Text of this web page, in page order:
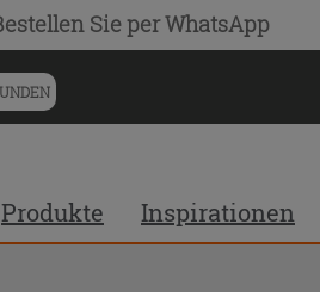
Sieper WhatsApp
Produkte Inspirationen